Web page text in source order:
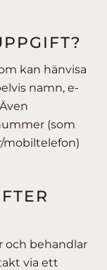
kan hänvisa
namn, e-
(som
mobiltelefon)
och behandlar
via ett